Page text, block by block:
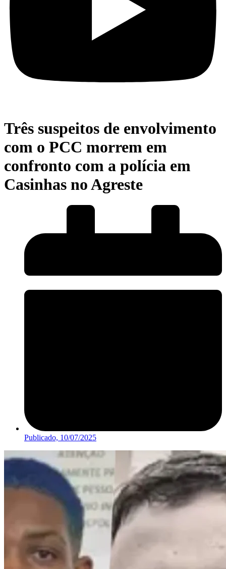
Três suspeitos de envolvimento
com o PCC morrem em
confronto com a polícia em
Casinhas no Agreste
Publicado, 10/07/2025